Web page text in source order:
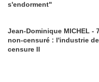
s'endorment"
Jean-Dominique MICHEL -
non-censuré : l'industrie
censure II